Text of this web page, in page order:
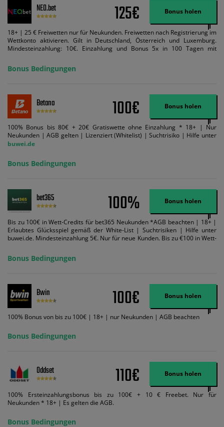
NEO.bet 125€ Bonus holen
18+ | 25 € Freiwetten nur für Neukunden. Freiwetten nach Registrierung im
Wettkonto aktivieren. Gilt in Deutschland, Österreich und Luxemburg.
Mindesteinzahlung: 10€. Einzahlung und Bonus 5x in 100 Tagen mit
Bedingungen können geändert werden. AGB gelten. Lizenziert; Hilfe bei
Suchtrisiken: buwei.de.
Bonus Bedingungen
Betano 100€ Bonus holen
100% Bonus bis 80€ + 20€ Gratiswette ohne Einzahlung * 18+ | Nur
Neukunden | AGB gelten | Lizenziert (Whitelist) | Suchtrisiko | Hilfe unter
buwei.de
Bonus Bedingungen
bet365 100% Bonus holen
Bis zu 100€ in Wett-Credits für bet365 Neukunden *AGB beachten | 18+ |
Erlaubtes Glücksspiel gemäß der White-List | Suchtrisiken | Hilfe unter
buwei.de. Mindesteinzahlung 5€. Nur für neue Kunden. Bis zu €100 in Wett-
ein und wir geben Ihnen die entsprechende qualifizierende Einzahlung in
Wett-Credits, wenn Sie qualifizierende Wetten im gleichen Wert platzieren
Wett-Credits aus. Es gelten die AGB, Zeitlimits und Ausnahmen. Der Bonus-
Code VIPANGEBOT kann während der Anmeldung benutzt werden, jedoch
ändert dies den Angebotsbetrag in keinster Weise.
Bonus Bedingungen
Bwin 100€ Bonus holen
100% Bonus von bis zu 100€ | 18+ | nur Neukunden | AGB beachten
Bonus Bedingungen
Oddset 110€ Bonus holen
100% Ersteinzahlungsbonus bis zu 100€ + 10 € Freebet. Nur für
Neukunden * 18+ | Es gelten die AGB.
Bonus Bedingungen